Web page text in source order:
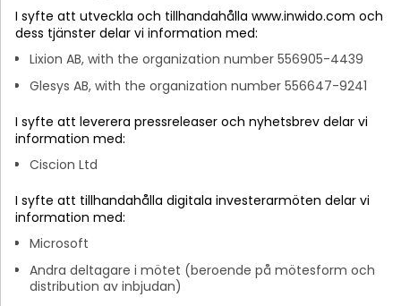
I syfte att utveckla och tillhandahålla www.inwido.com och
dess tjänster delar vi information med:
Lixion AB, with the organization number 556905-4439
Glesys AB, with the organization number 556647-9241
I syfte att leverera pressreleaser och nyhetsbrev delar vi
information med:
Ciscion Ltd
I syfte att tillhandahålla digitala investerarmöten delar vi
information med:
Microsoft
Andra deltagare i mötet (beroende på mötesform och
distribution av inbjudan)